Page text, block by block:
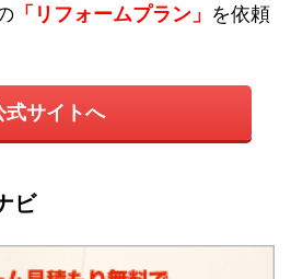
「リフォームプラン」 を依頼
式サイトへ
ビ